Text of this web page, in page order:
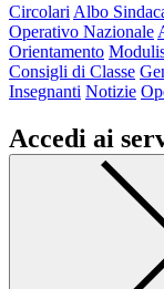
Circolari Albo
Operativo Nazionale
Orientamento
Consigli di Classe
Insegnanti Notizie
Accedi ai